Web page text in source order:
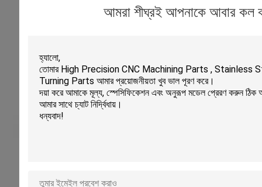
আমরা শীঘ্রই আপনাকে আবার কল